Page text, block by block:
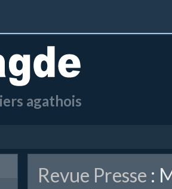
agathois
Revue Presse :